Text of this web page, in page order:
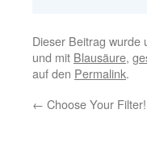
Dieser Beitrag wurde
und mit Blausäure,
auf den Permalink.
← Choose Your Filter!